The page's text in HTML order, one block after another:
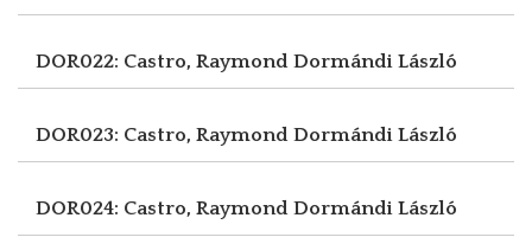
DOR022: Castro, Raymond Dormándi László
DOR023: Castro, Raymond Dormándi László
DOR024: Castro, Raymond Dormándi László